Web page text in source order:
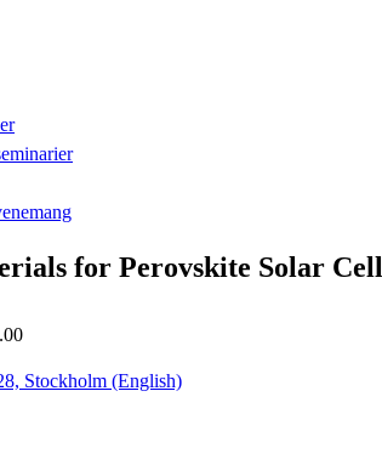
for Perovskite Solar
Stockholm (English)